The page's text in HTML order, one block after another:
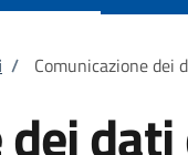
/ Comunicazione dei